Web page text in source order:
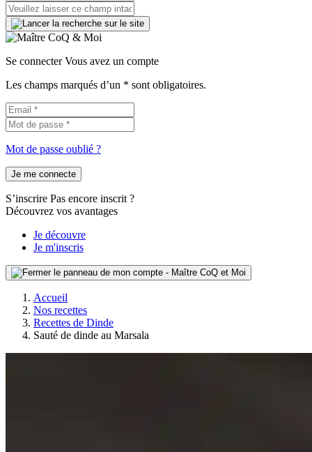
Se connecter Vous avez un compte
Les champs marqués d’un * sont obligatoires.
Mot de passe oublié ?
Je me connecte
S’inscrire Pas encore inscrit ?
Découvrez vos avantages
Je découvre
Je m'inscris
Accueil
Nos recettes
Recettes de Dinde
Sauté de dinde au Marsala